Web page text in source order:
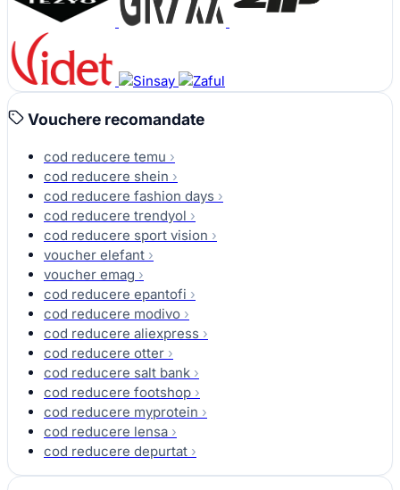
Vouchere recomandate
cod reducere temu ›
cod reducere shein ›
cod reducere fashion days ›
cod reducere trendyol ›
cod reducere sport vision ›
voucher elefant ›
voucher emag ›
cod reducere epantofi ›
cod reducere modivo ›
cod reducere aliexpress ›
cod reducere otter ›
cod reducere salt bank ›
cod reducere footshop ›
cod reducere myprotein ›
cod reducere lensa ›
cod reducere depurtat ›